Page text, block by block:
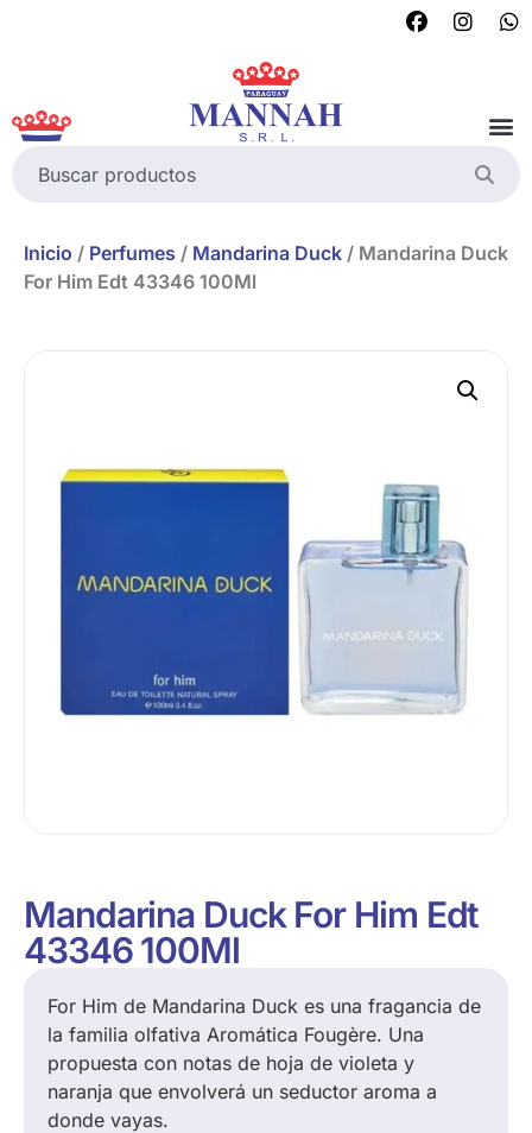
Inicio / Perfumes / Mandarina Duck / Mandarina Duck
For Him Edt 43346 100Ml
Mandarina Duck For Him Edt
43346 100Ml
For Him de Mandarina Duck es una fragancia de
la familia olfativa Aromática Fougère. Una
propuesta con notas de hoja de violeta y
naranja que envolverá un seductor aroma a
donde vayas.